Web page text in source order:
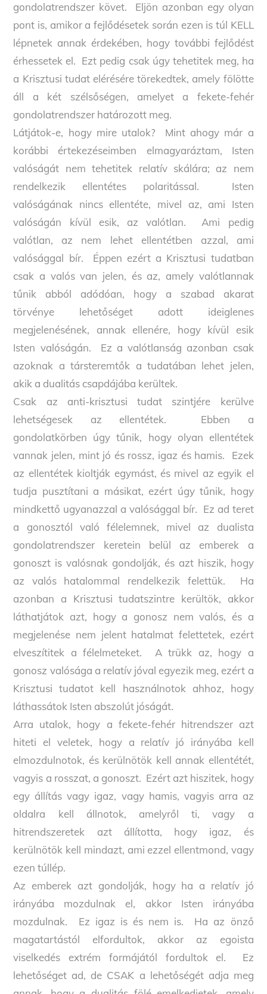
gondolatrendszer követ. Eljön azonban egy olyan
pont is, amikor a fejlődésetek során ezen is túl KELL
lépnetek annak érdekében, hogy további fejlődést
érhessetek el. Ezt pedig csak úgy tehetitek meg, ha
a Krisztusi tudat elérésére törekedtek, amely fölötte
áll a két szélsőségen, amelyet a fekete-fehér
gondolatrendszer határozott meg.
Látjátok-e, hogy mire utalok? Mint ahogy már a
korábbi értekezéseimben elmagyaráztam, Isten
valóságát nem tehetitek relatív skálára; az nem
rendelkezik ellentétes polaritással. Isten
valóságának nincs ellentéte, mivel az, ami Isten
valóságán kívül esik, az valótlan. Ami pedig
valótlan, az nem lehet ellentétben azzal, ami
valósággal bír. Éppen ezért a Krisztusi tudatban
csak a valós van jelen, és az, amely valótlannak
tűnik abból adódóan, hogy a szabad akarat
törvénye lehetőséget adott ideiglenes
megjelenésének, annak ellenére, hogy kívül esik
Isten valóságán. Ez a valótlanság azonban csak
azoknak a társteremtők a tudatában lehet jelen,
akik a dualitás csapdájába kerültek.
Csak az anti-krisztusi tudat szintjére kerülve
lehetségesek az ellentétek. Ebben a
gondolatkörben úgy tűnik, hogy olyan ellentétek
vannak jelen, mint jó és rossz, igaz és hamis. Ezek
az ellentétek kioltják egymást, és mivel az egyik el
tudja pusztítani a másikat, ezért úgy tűnik, hogy
mindkettő ugyanazzal a valósággal bír. Ez ad teret
a gonosztól való félelemnek, mivel az dualista
gondolatrendszer keretein belül az emberek a
gonoszt is valósnak gondolják, és azt hiszik, hogy
az valós hatalommal rendelkezik felettük. Ha
azonban a Krisztusi tudatszintre kerültök, akkor
láthatjátok azt, hogy a gonosz nem valós, és a
megjelenése nem jelent hatalmat felettetek, ezért
elveszítitek a félelmeteket. A trükk az, hogy a
gonosz valósága a relatív jóval egyezik meg, ezért a
Krisztusi tudatot kell használnotok ahhoz, hogy
láthassátok Isten abszolút jóságát.
Arra utalok, hogy a fekete-fehér hitrendszer azt
hiteti el veletek, hogy a relatív jó irányába kell
elmozdulnotok, és kerülnötök kell annak ellentétét,
vagyis a rosszat, a gonoszt. Ezért azt hiszitek, hogy
egy állítás vagy igaz, vagy hamis, vagyis arra az
oldalra kell állnotok, amelyről ti, vagy a
hitrendszeretek azt állította, hogy igaz, és
kerülnötök kell mindazt, ami ezzel ellentmond, vagy
ezen túllép.
Az emberek azt gondolják, hogy ha a relatív jó
irányába mozdulnak el, akkor Isten irányába
mozdulnak. Ez igaz is és nem is. Ha az önző
magatartástól elfordultok, akkor az egoista
viselkedés extrém formájától fordultok el. Ez
lehetőséget ad, de CSAK a lehetőségét adja meg
Back
To
Top